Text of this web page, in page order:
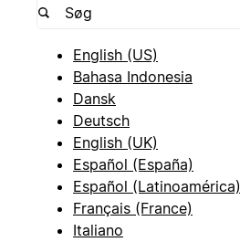
English (US)
Bahasa Indonesia
Dansk
Deutsch
English (UK)
Español (España)
Español (Latinoamérica)
Français (France)
Italiano